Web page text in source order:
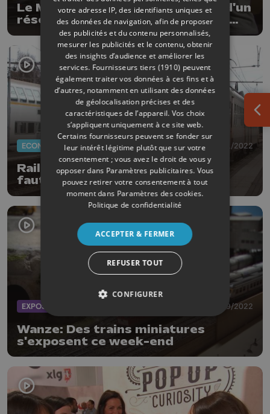
Le MR veut étudier la faisabilité d'un
réseau de chaleur au départ de la
centrale de Tihange
ECONOMIE 21/11/2022
Rail: les petites lignes menacées
faute de financement
EXPOS 15/09/2022
Wanze: Des trains miniatures
s'exposent ce week-end
votre adresse IP, des identifiants uniques et
des données de navigation, afin de proposer
des publicités et du contenu personnalisés,
mesurer les publicités et le contenu, obtenir
des insights d’audience et améliorer les
services. Fournisseurs tiers (1910) peuvent
également traiter vos données à ces fins et à
d’autres, notamment en utilisant des données
de géolocalisation précises et des
caractéristiques de l’appareil. Vos choix
s’appliquent uniquement à ce site web.
Certains fournisseurs peuvent se fonder sur
leur intérêt légitime plutôt que sur votre
consentement ; vous avez le droit de vous y
opposer dans Paramètres publicitaires. Vous
pouvez retirer votre consentement à tout
moment dans Paramètres des cookies.
Politique de confidentialité
ACCEPTER & FERMER
REFUSER TOUT
CONFIGURER